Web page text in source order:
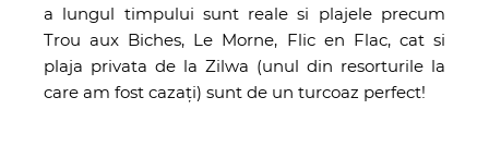
a lungul timpului sunt reale si plajele precum
Trou aux Biches, Le Morne, Flic en Flac, cat si
plaja privata de la Zilwa (unul din resorturile la
care am fost cazați) sunt de un turcoaz perfect!